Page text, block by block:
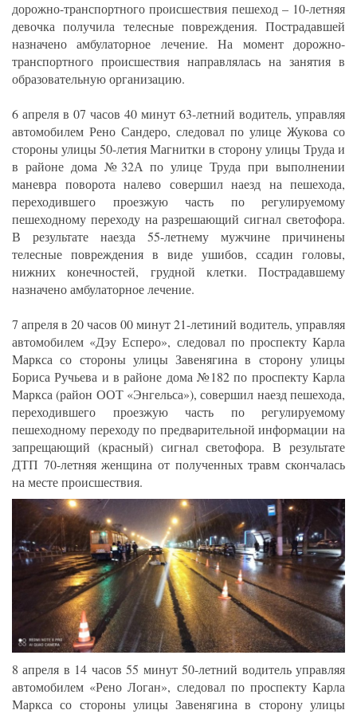
дорожно-транспортного происшествия пешеход – 10-летняя
девочка получила телесные повреждения. Пострадавшей
назначено амбулаторное лечение. На момент дорожно-
транспортного происшествия направлялась на занятия в
образовательную организацию.
6 апреля в 07 часов 40 минут 63-летний водитель, управляя
автомобилем Рено Сандеро, следовал по улице Жукова со
стороны улицы 50-летия Магнитки в сторону улицы Труда и
в районе дома №32А по улице Труда при выполнении
маневра поворота налево совершил наезд на пешехода,
переходившего проезжую часть по регулируемому
пешеходному переходу на разрешающий сигнал светофора.
В результате наезда 55-летнему мужчине причинены
телесные повреждения в виде ушибов, ссадин головы,
нижних конечностей, грудной клетки. Пострадавшему
назначено амбулаторное лечение.
7 апреля в 20 часов 00 минут 21-летиний водитель, управляя
автомобилем «Дэу Есперо», следовал по проспекту Карла
Маркса со стороны улицы Завенягина в сторону улицы
Бориса Ручьева и в районе дома №182 по проспекту Карла
Маркса (район ООТ «Энгельса»), совершил наезд пешехода,
переходившего проезжую часть по регулируемому
пешеходному переходу по предварительной информации на
запрещающий (красный) сигнал светофора. В результате
ДТП 70-летняя женщина от полученных травм скончалась
на месте происшествия.
8 апреля в 14 часов 55 минут 50-летний водитель управляя
автомобилем «Рено Логан», следовал по проспекту Карла
Маркса со стороны улицы Завенягина в сторону улицы